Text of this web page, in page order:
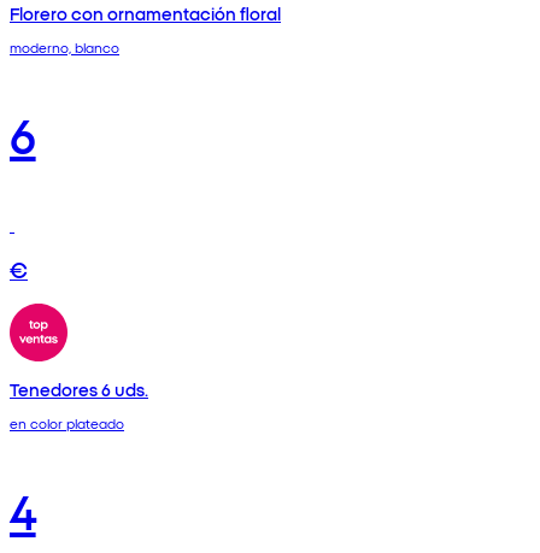
Florero con ornamentación floral
moderno, blanco
6
€
Tenedores 6 uds.
en color plateado
4